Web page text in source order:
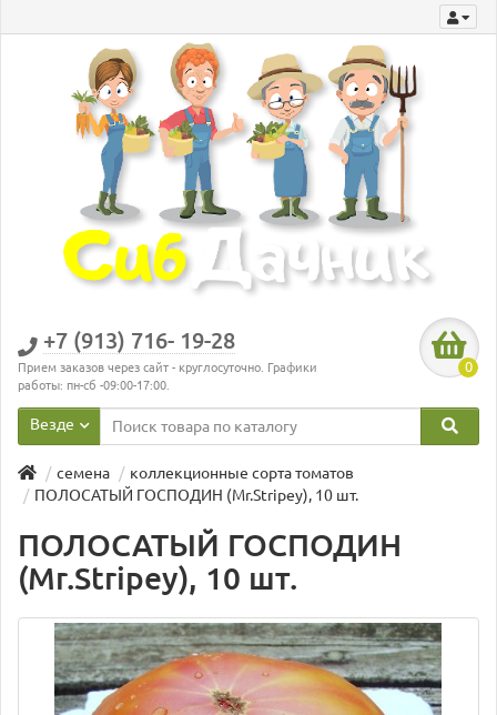
+7 (913) 716- 19-28
Прием заказов через сайт - круглосуточно. Графики
работы: пн-сб -09:00-17:00.
0
Везде
семена
коллекционные сорта томатов
ПОЛОСАТЫЙ ГОСПОДИН (Mr.Stripey), 10 шт.
ПОЛОСАТЫЙ ГОСПОДИН
(Mr.Stripey), 10 шт.